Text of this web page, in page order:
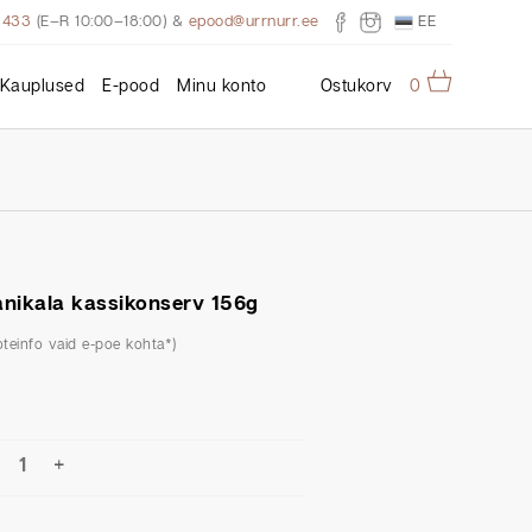
(E–R 10:00–18:00) & epood@urrnurr.ee EE
Kauplused E-pood Minu konto Ostukorv 0
kassikonserv 156g